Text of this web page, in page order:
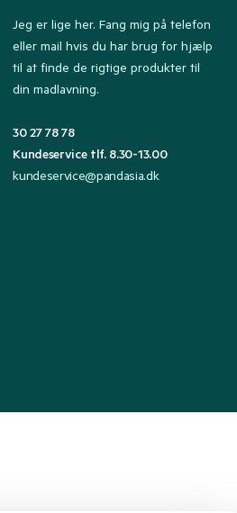
Jeg er lige her. Fang mig på telefon
eller mail hvis du har brug for hjælp
til at finde de rigtige produkter til
din madlavning.
30 27 78 78
Kundeservice tlf. 8.30-13.00
kundeservice@pandasia.dk